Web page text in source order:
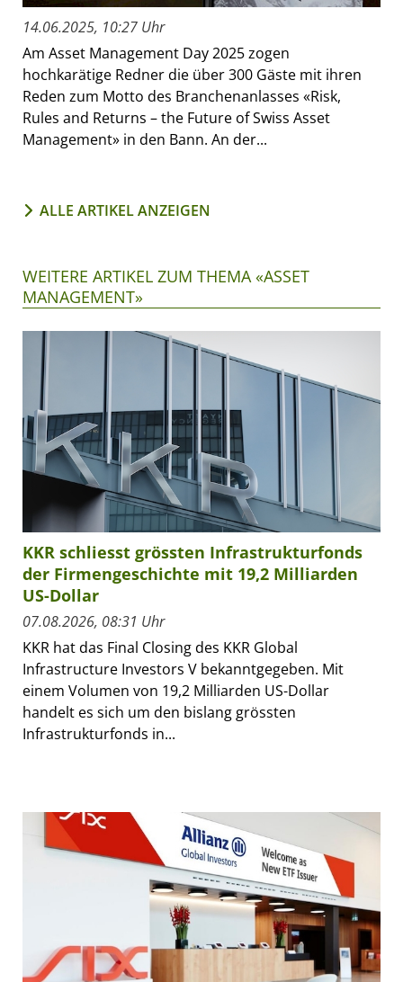
14.06.2025, 10:27 Uhr
Am Asset Management Day 2025 zogen
hochkarätige Redner die über 300 Gäste mit ihren
Reden zum Motto des Branchenanlasses «Risk,
Rules and Returns – the Future of Swiss Asset
Management» in den Bann. An der...
ALLE ARTIKEL ANZEIGEN
WEITERE ARTIKEL ZUM THEMA «ASSET
MANAGEMENT»
KKR schliesst grössten Infrastrukturfonds
der Firmengeschichte mit 19,2 Milliarden
US-Dollar
07.08.2026, 08:31 Uhr
KKR hat das Final Closing des KKR Global
Infrastructure Investors V bekanntgegeben. Mit
einem Volumen von 19,2 Milliarden US-Dollar
handelt es sich um den bislang grössten
Infrastrukturfonds in...